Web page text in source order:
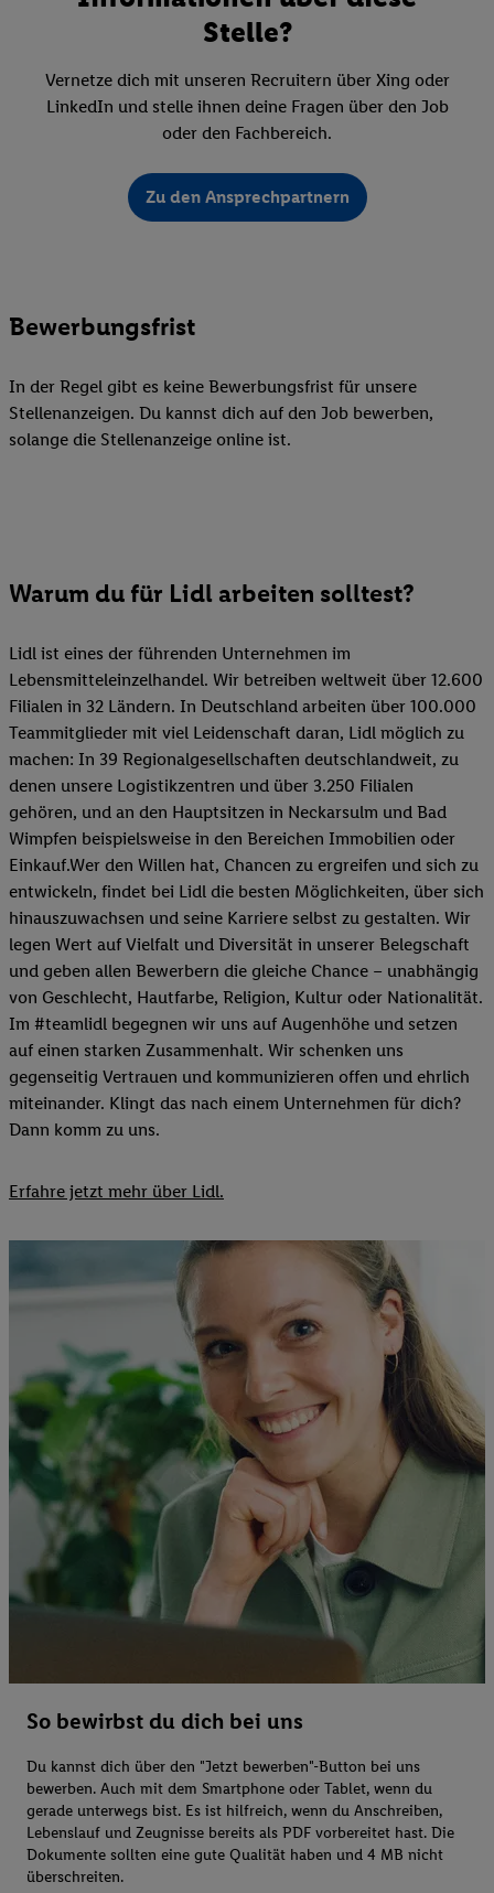
Stelle?
Vernetze dich mit unseren Recruitern über Xing oder
LinkedIn und stelle ihnen deine Fragen über den Job
oder den Fachbereich.
Zu den Ansprechpartnern
Bewerbungsfrist
In der Regel gibt es keine Bewerbungsfrist für unsere
Stellenanzeigen. Du kannst dich auf den Job bewerben,
solange die Stellenanzeige online ist.
Warum du für Lidl arbeiten solltest?
Lidl ist eines der führenden Unternehmen im
Lebensmitteleinzelhandel. Wir betreiben weltweit über 12.600
Filialen in 32 Ländern. In Deutschland arbeiten über 100.000
Teammitglieder mit viel Leidenschaft daran, Lidl möglich zu
machen: In 39 Regionalgesellschaften deutschlandweit, zu
denen unsere Logistikzentren und über 3.250 Filialen
gehören, und an den Hauptsitzen in Neckarsulm und Bad
Wimpfen beispielsweise in den Bereichen Immobilien oder
Einkauf.Wer den Willen hat, Chancen zu ergreifen und sich zu
entwickeln, findet bei Lidl die besten Möglichkeiten, über sich
hinauszuwachsen und seine Karriere selbst zu gestalten. Wir
legen Wert auf Vielfalt und Diversität in unserer Belegschaft
und geben allen Bewerbern die gleiche Chance – unabhängig
von Geschlecht, Hautfarbe, Religion, Kultur oder Nationalität.
Im #teamlidl begegnen wir uns auf Augenhöhe und setzen
auf einen starken Zusammenhalt. Wir schenken uns
gegenseitig Vertrauen und kommunizieren offen und ehrlich
miteinander. Klingt das nach einem Unternehmen für dich?
Dann komm zu uns.​
Erfahre jetzt mehr über Lidl.
So bewirbst du dich bei uns
Du kannst dich über den "Jetzt bewerben"-Button bei uns
bewerben. Auch mit dem Smartphone oder Tablet, wenn du
gerade unterwegs bist. Es ist hilfreich, wenn du Anschreiben,
Lebenslauf und Zeugnisse bereits als PDF vorbereitet hast. Die
Dokumente sollten eine gute Qualität haben und 4 MB nicht
überschreiten.